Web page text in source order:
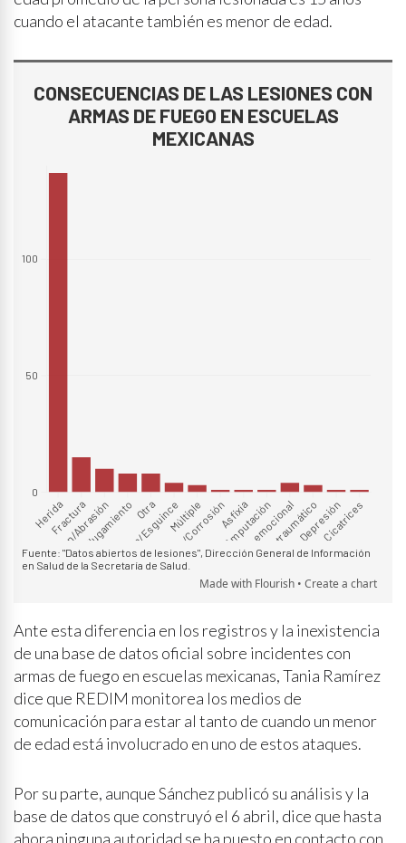
cuando el atacante también es menor de edad.
Ante esta diferencia en los registros y la inexistencia
de una base de datos oficial sobre incidentes con
armas de fuego en escuelas mexicanas, Tania Ramírez
dice que REDIM monitorea los medios de
comunicación para estar al tanto de cuando un menor
de edad está involucrado en uno de estos ataques.
Por su parte, aunque Sánchez publicó su análisis y la
base de datos que construyó el 6 abril, dice que hasta
ahora ninguna autoridad se ha puesto en contacto con